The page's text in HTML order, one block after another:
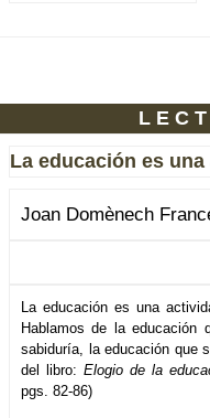
La educación es
Joan Domènech
La educación es una
Hablamos de la educación
sabiduría, la educación que
del libro: Elogio de la
pgs. 82-86)